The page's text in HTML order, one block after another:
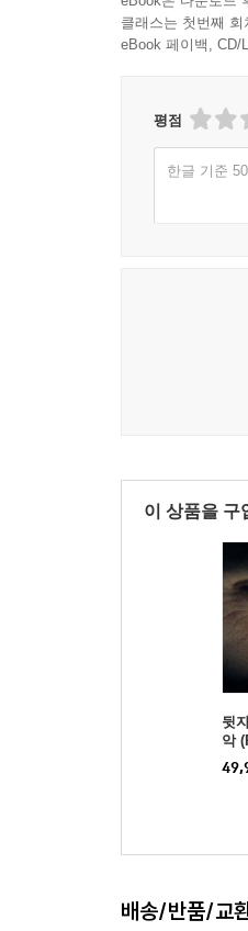
클래스는 첫번째
eBook 페이백, CD/
평점
한글 기준
이 상품을 구
뒷
악
배송/반품/교